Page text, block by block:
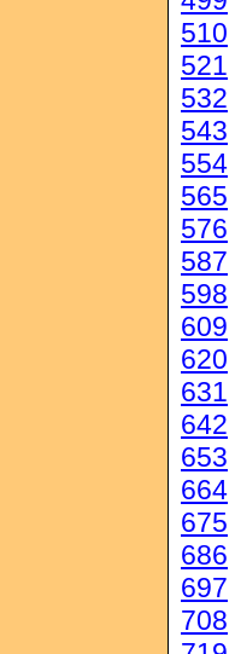
510
521
532
543
554
565
576
587
598
609
620
631
642
653
664
675
686
697
708